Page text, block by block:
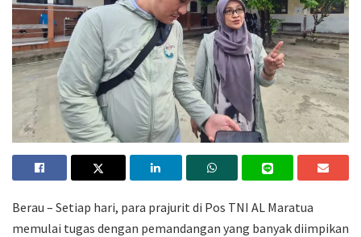
Berau – Setiap hari, para prajurit di Pos TNI AL Maratua
memulai tugas dengan pemandangan yang banyak diimpikan